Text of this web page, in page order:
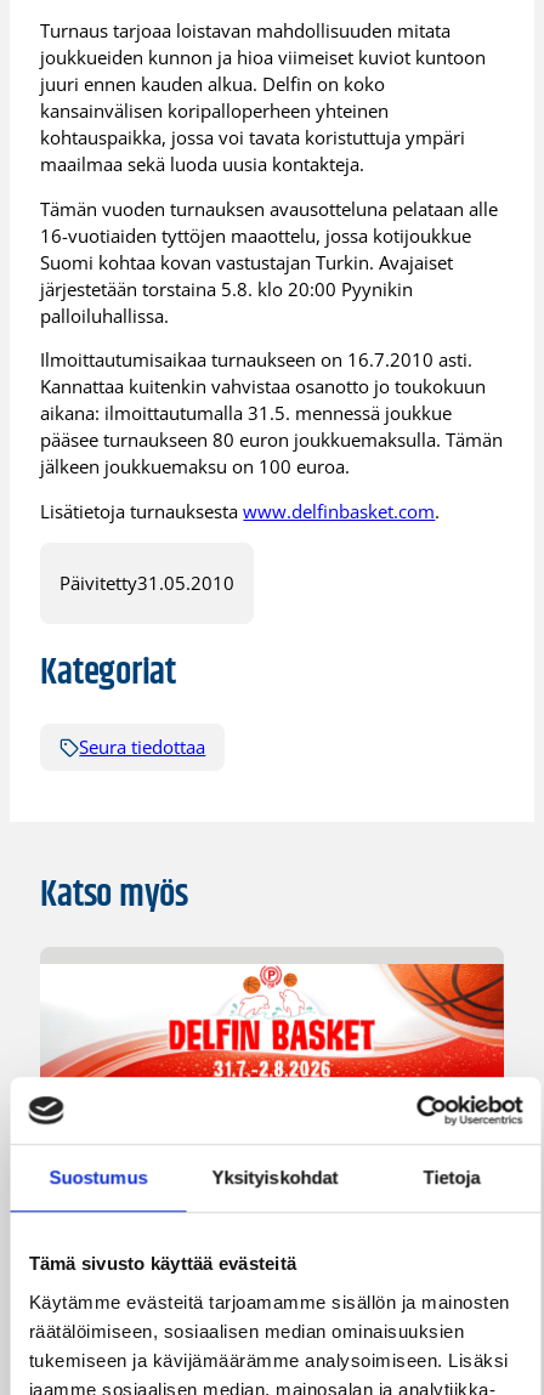
Suostumus Yksityiskohdat Tietoja
Tämä sivusto käyttää evästeitä
Käytämme evästeitä tarjoamamme sisällön ja mainosten
räätälöimiseen, sosiaalisen median ominaisuuksien
tukemiseen ja kävijämäärämme analysoimiseen. Lisäksi
jaamme sosiaalisen median, mainosalan ja analytiikka-
Turnaus tarjoaa loistavan mahdollisuuden mitata
joukkueiden kunnon ja hioa viimeiset kuviot kuntoon
juuri ennen kauden alkua. Delfin on koko
kansainvälisen koripalloperheen yhteinen
kohtauspaikka, jossa voi tavata koristuttuja ympäri
maailmaa sekä luoda uusia kontakteja.
Tämän vuoden turnauksen avausotteluna pelataan alle
16-vuotiaiden tyttöjen maaottelu, jossa kotijoukkue
Suomi kohtaa kovan vastustajan Turkin. Avajaiset
järjestetään torstaina 5.8. klo 20:00 Pyynikin
palloiluhallissa.
Ilmoittautumisaikaa turnaukseen on 16.7.2010 asti.
Kannattaa kuitenkin vahvistaa osanotto jo toukokuun
aikana: ilmoittautumalla 31.5. mennessä joukkue
pääsee turnaukseen 80 euron joukkuemaksulla. Tämän
jälkeen joukkuemaksu on 100 euroa.
Lisätietoja turnauksestawww.delfinbasket.com.
Päivitetty31.05.2010
Kategoriat
Seura tiedottaa
Katso myös
Delfin Basket Tournament
Koripallon kansainvälinen turnaus Delfin Basket
pelataan Tampereella tänä viikonloppuna.
Järjestyksessään 39. turnaus kerää yhteen 200
joukkuetta ja tuhansia koripallon ystäviä niin